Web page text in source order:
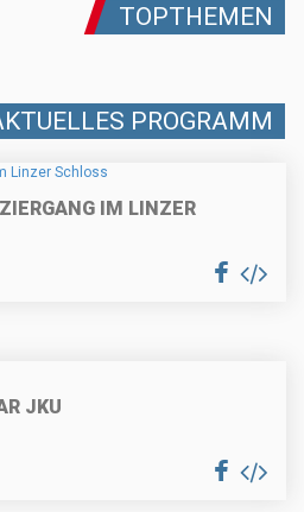
TOPTHEMEN
PROGRAMM
IM LINZER
JKU